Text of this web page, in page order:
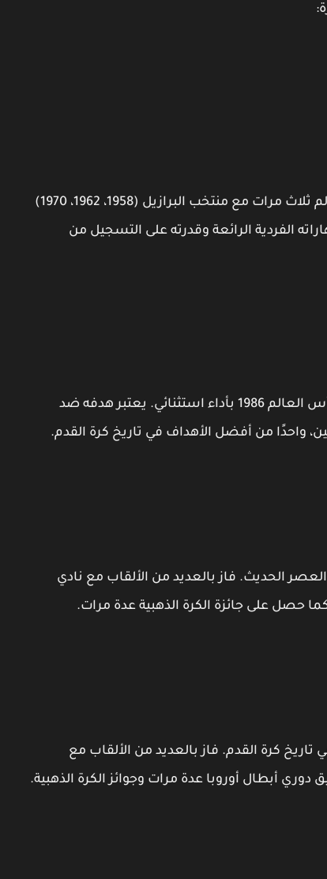
. فاز بكأس العالم ثلاث مرات مع منتخب البرازيل (1958، 1962، 1970)
بمهاراته الفردية الرائعة وقدرته على التسجيل من
دييغو مارادونا، أسطورة الأرجنتين، قاد منتخب بلاده للفوز بكأس العالم 1986 بأداء استثنائي. يعتبر هدفه ضد
واحدًا من أفضل الأهداف في تاريخ كرة القدم.
الحديث. فاز بالعديد من الألقاب مع نادي
حصل على جائزة الكرة الذهبية عدة مرات.
تاريخ كرة القدم. فاز بالعديد من الألقاب مع
أبطال أوروبا عدة مرات وجوائز الكرة الذهبية.